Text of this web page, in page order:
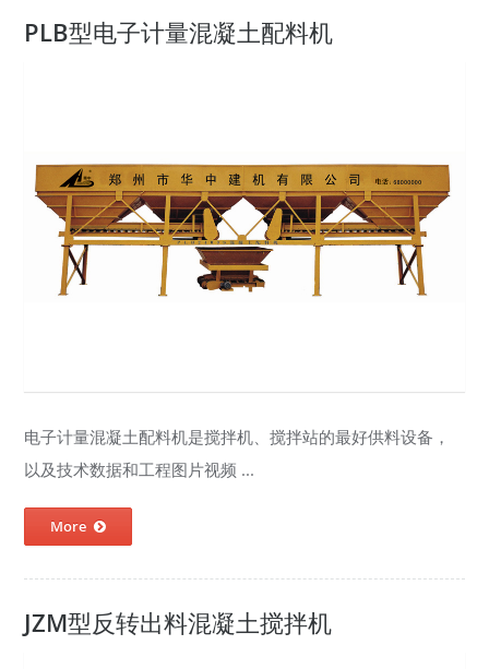
PLB型电子计量混凝土配料机
电子计量混凝土配料机是搅拌机、搅拌站的最好供料设备，
以及技术数据和工程图片视频 ...
More
JZM型反转出料混凝土搅拌机